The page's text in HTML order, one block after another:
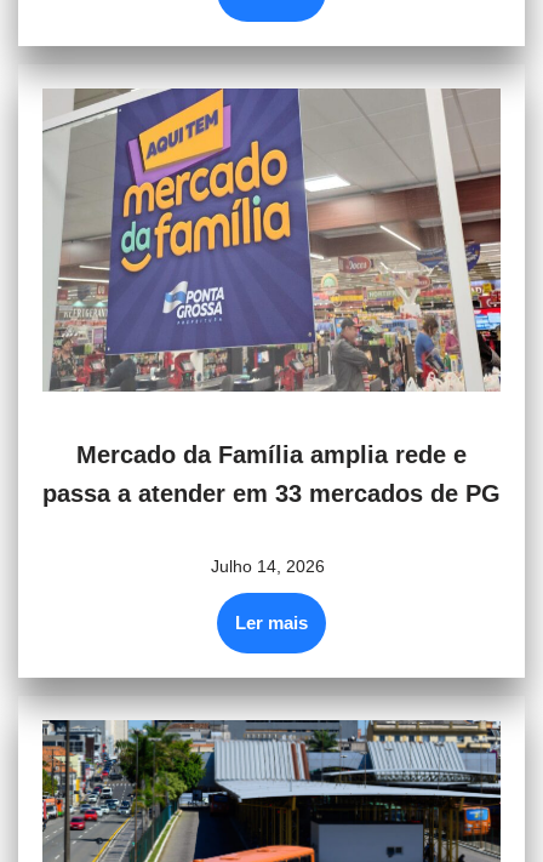
Mercado da Família amplia rede e
passa a atender em 33 mercados de PG
Julho 14, 2026
Ler mais